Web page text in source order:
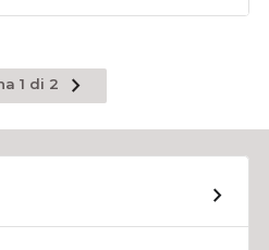
1 di 2
Pagina
successiva